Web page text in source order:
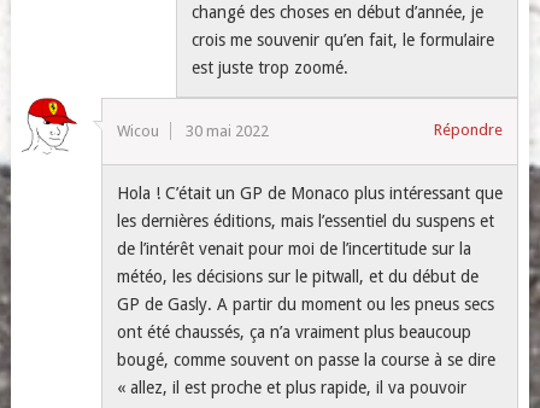
changé des choses en début d’année, je
crois me souvenir qu’en fait, le formulaire
est juste trop zoomé.
Wicou 30 mai 2022 Répondre
Hola ! C’était un GP de Monaco plus intéressant que
les dernières éditions, mais l’essentiel du suspens et
de l’intérêt venait pour moi de l’incertitude sur la
météo, les décisions sur le pitwall, et du début de
GP de Gasly. A partir du moment ou les pneus secs
ont été chaussés, ça n’a vraiment plus beaucoup
bougé, comme souvent on passe la course à se dire
« allez, il est proche et plus rapide, il va pouvoir